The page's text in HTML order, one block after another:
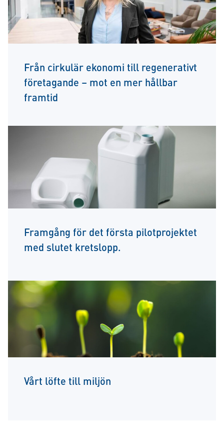
Från cirkulär ekonomi till regenerativt
företagande – mot en mer hållbar
framtid
Framgång för det första pilotprojektet
med slutet kretslopp.
Vårt löfte till miljön